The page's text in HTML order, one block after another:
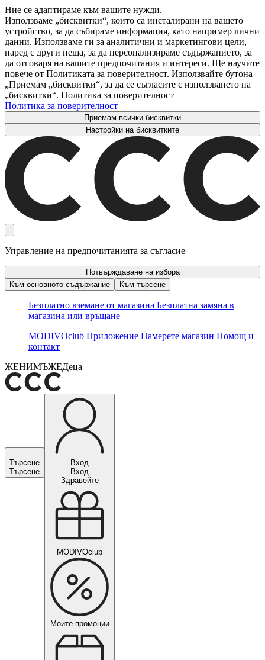
Ние се адаптираме към вашите нужди.
Използваме „бисквитки“, които са инсталирани на вашето
устройство, за да събираме информация, като например лични
данни. Използваме ги за аналитични и маркетингови цели,
наред с други неща, за да персонализираме съдържанието, за
да отговаря на вашите предпочитания и интереси. Ще научите
повече от Политиката за поверителност. Използвайте бутона
„Приемам „бисквитки“, за да се съгласите с използването на
„бисквитки“. Политика за поверителност
Политика за поверителност
Приемам всички бисквитки
Настройки на бисквитките
Управление на предпочитанията за съгласие
Потвърждаване на избора
Към основното съдържание
Към търсене
Безплатно вземане от магазина Безплатна замяна в
магазина или връщане
MODIVOclub Приложение Намерете магазин Помощ и
контакт
ЖЕНИМЪЖЕДеца
Търсене
Търсене
Вход
Вход
Здравейте
MODIVOclub
Моите промоции